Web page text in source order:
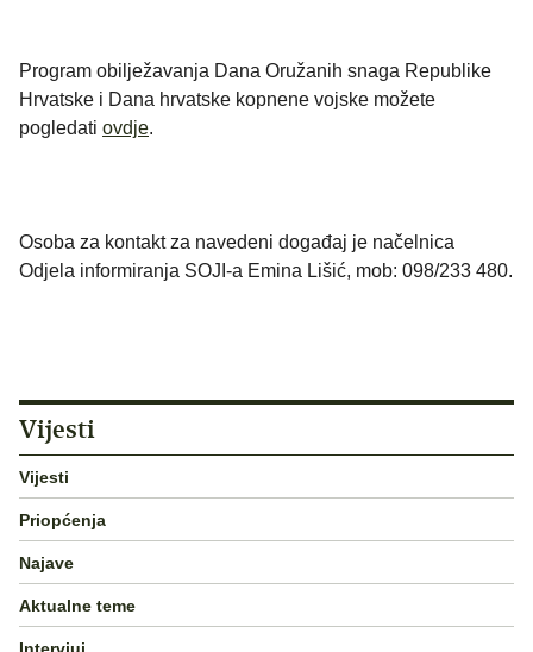
Program obilježavanja Dana Oružanih snaga Republike
Hrvatske i Dana hrvatske kopnene vojske možete
pogledati ovdje.
Osoba za kontakt za navedeni događaj je načelnica
Odjela informiranja SOJI-a Emina Lišić, mob: 098/233 480.
Vijesti
Vijesti
Priopćenja
Najave
Aktualne teme
Intervjui